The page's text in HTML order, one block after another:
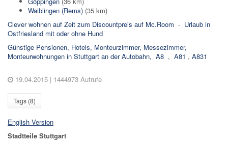
Waiblingen (Rems) (35 km)
Clever wohnen auf Zeit zum Discountpreis auf Mc.Room - Urlaub in
Ostfriesland mit oder ohne Hund
Günstige Pensionen, Hotels, Monteurzimmer, Messezimmer,
Monteurwohnungen in Stuttgart an der Autobahn, A8 , A81 , A831
19.04.2015 | 1444973 Aufrufe
Tags (8)
English Version
Stadtteile Stuttgart